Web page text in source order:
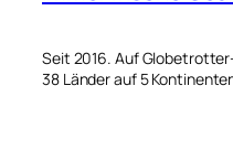
Seit 2016. Auf
38 Länder auf 5